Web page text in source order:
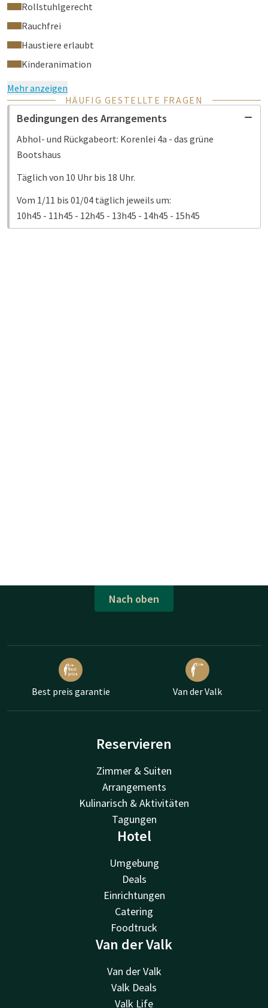
Rollstuhlgerecht
Rauchfrei
Haustiere erlaubt
Kinderanimation
Mehr anzeigen
HÄUFIG GESTELLTE FRAGEN
Bedingungen des Arrangements
Abhol- und Rückgabeort: Korenlei 4a - das grüne
Bootshaus
Täglich von 10 Uhr bis 18 Uhr.
Vom 1/11 bis 01/04 täglich jeweils um:
10h45 - 11h45 - 12h45 - 13h45 - 14h45 - 15h45
Nach oben
Best preis garantie Van der Valk
Reservieren
Zimmer & Suiten
Arrangements
Kulinarisch & Aktivitäten
Tagungen
Hotel
Umgebung
Deals
Einrichtungen
Catering
Foodtruck
Van der Valk
Van der Valk
Valk Deals
Valk Life